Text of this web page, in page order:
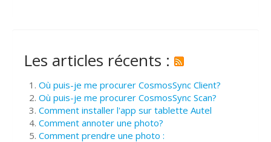
Les articles récents :
Où puis-je me procurer CosmosSync Client?
Où puis-je me procurer CosmosSync Scan?
Comment installer l'app sur tablette Autel
Comment annoter une photo?
Comment prendre une photo :